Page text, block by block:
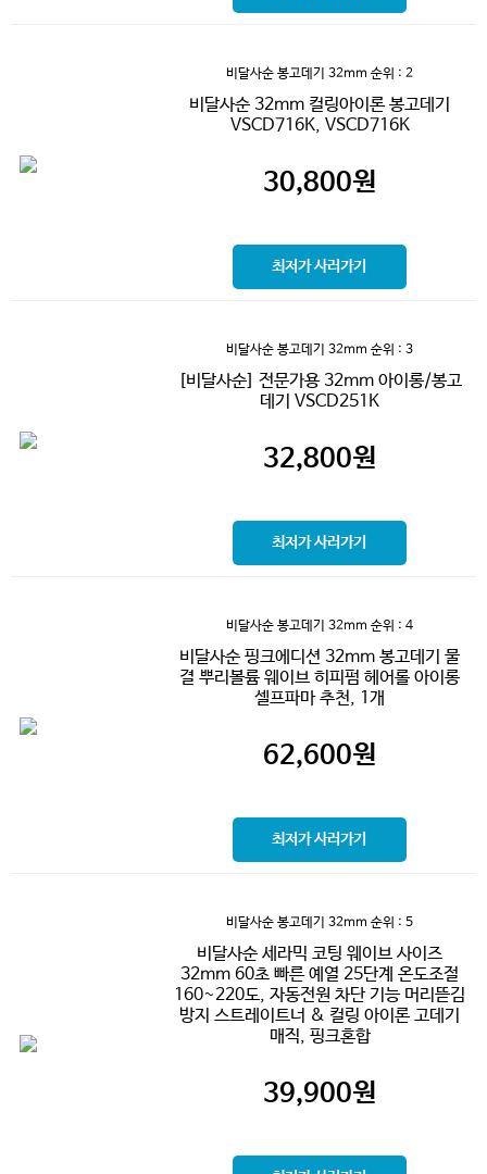
비달사순 봉고데기 32mm 순위 : 2
비달사순 32mm 컬링아이론 봉고데기
VSCD716K, VSCD716K
30,800원
최저가 사러가기
비달사순 봉고데기 32mm 순위 : 3
[비달사순] 전문가용 32mm 아이롱/봉고
데기 VSCD251K
32,800원
최저가 사러가기
비달사순 봉고데기 32mm 순위 : 4
비달사순 핑크에디션 32mm 봉고데기 물
결 뿌리볼륨 웨이브 히피펌 헤어롤 아이롱
셀프파마 추천, 1개
62,600원
최저가 사러가기
비달사순 봉고데기 32mm 순위 : 5
비달사순 세라믹 코팅 웨이브 사이즈
32mm 60초 빠른 예열 25단계 온도조절
160~220도, 자동전원 차단 기능 머리뜯김
방지 스트레이트너 & 컬링 아이론 고데기
매직, 핑크혼합
39,900원